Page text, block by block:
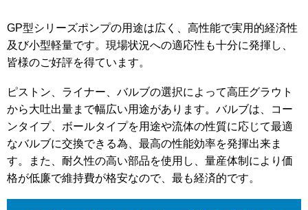
GP型シリーズポンプの用途は広く、高性能で実用的経済性
及び小型軽量です。現場状況への適応性も十分に発揮し、
皆様のご好評を得ています。
ピストン、ライナー、バルブの選択によって高圧グラウト
から大吐出量まで幅広い用途があります。バルブは、コー
ンタイプ、ボールタイプを用途や流体の性質に応じて最適
なバルブに交換できる為、最高の性能効率を発揮出来ま
す。また、耐久性の高い部品を使用し、量産体制により価
格が低廉で維持費が格安なので、最も経済的です。